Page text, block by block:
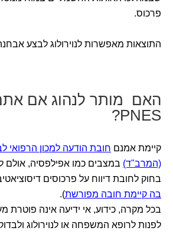
פרכוס.
התוצאות מאפשרות לנוירולוג לבצע
האם מותר לנהוג אם
PNES?
קיימת אמנם חובת הודעה למכון הרפואי
(המרב"ד) במצבים כמו אפילפסיה, אולם
בחוק לחובת דיווח על פרכוסים
בה קיימת חובה מפורשת).
בכל מקרה, כידוע, אי ידיעה אינה פוטרת
לפנות לרופא המשפחה או לנוירולוג